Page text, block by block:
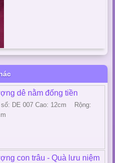
dê nằm đống tiền
số: DE 007 Cao: 12cm Rộng:
con trâu - Quà lưu niệm